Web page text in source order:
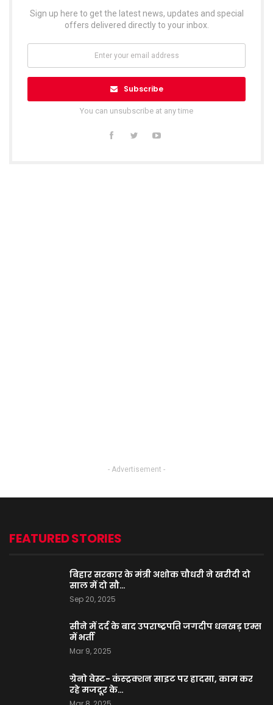
Sign up here to get the latest news, updates and special
offers delivered directly to your inbox.
Subscribe
You can unsubscribe at any time
- Advertisement -
FEATURED STORIES
बिहार सरकार के मंत्री अशोक चौधरी ने खरीदी दो
साल में दो सौ…
Sep 20, 2025
सीने में दर्द के बाद उपराष्ट्रपति जगदीप धनखड़ एम्स
में भर्ती
Mar 9, 2025
ग्रेनो वेस्ट- कंस्ट्रक्शन साइट पर हादसा, काम कर
रहे मजदूर के…